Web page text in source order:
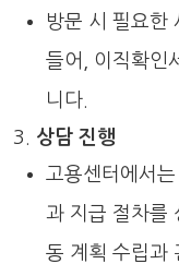
방문 시 필요한
들어, 이직확인
니다.
상담 진행
고용센터에서
과 지급 절차를
동 계획 수립과